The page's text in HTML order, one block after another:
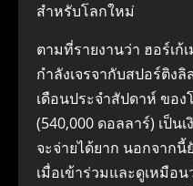
สำหรับโลกใหม่
ตามที่รายงานว่า ฮอร์เ
กำลังเจรจากับสปอร์ติง
เดือนประจำสัปดาห์ ขอ
(540,000 ดอลลาร์) เป็น
จะจ่ายได้ยาก นอกจาก
เมื่อเข้าร่วมและดูเหมือ